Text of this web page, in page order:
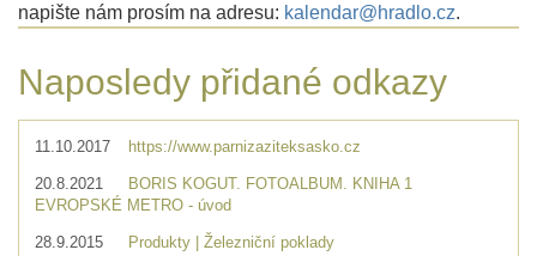
napište nám prosím na adresu: kalendar@hradlo.cz.
Naposledy přidané odkazy
11.10.2017 https://www.parnizaziteksasko.cz
20.8.2021
BORIS KOGUT. FOTOALBUM. KNIHA 1
EVROPSKÉ METRO - úvod
28.9.2015 Produkty | Železniční poklady